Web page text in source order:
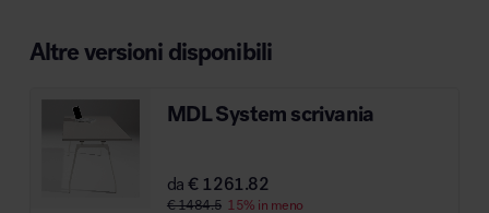
Altre versioni disponibili
MDL System scrivania
da€ 1261.82
€ 1484.5 15% in meno